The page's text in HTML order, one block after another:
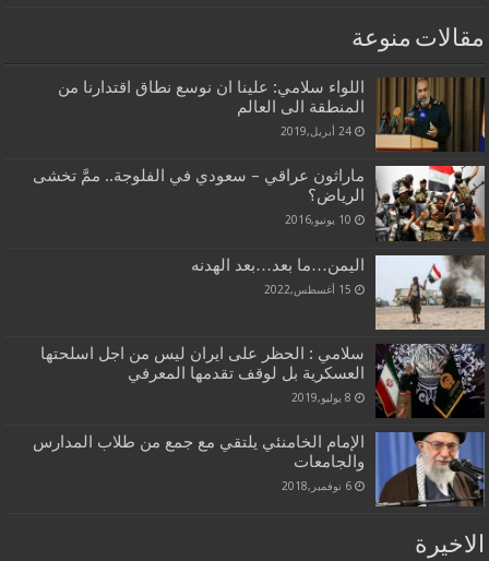
مقالات منوعة
اللواء سلامي: علينا ان نوسع نطاق اقتدارنا من
المنطقة الى العالم
24 أبريل,2019
ماراثون عراقي – سعودي في الفلوجة.. ممَّ تخشى
الرياض؟
10 يونيو,2016
اليمن…ما بعد…بعد الهدنه
15 أغسطس,2022
سلامي : الحظر على ايران ليس من اجل اسلحتها
العسكرية بل لوقف تقدمها المعرفي
8 يوليو,2019
الإمام الخامنئي يلتقي مع جمع من طلاب المدارس
والجامعات
6 نوفمبر,2018
الاخيرة